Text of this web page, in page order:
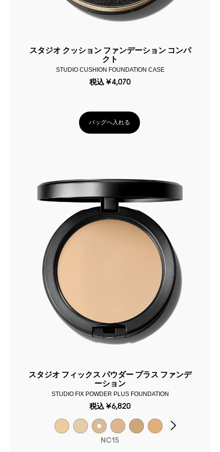
スタジオ クッション ファンデーション コンパ
クト
STUDIO CUSHION FOUNDATION CASE
税込 ¥4,070
バッグへ入れる
スタジオ フィックス パウダー プラス ファンデ
ーション
STUDIO FIX POWDER PLUS FOUNDATION
税込 ¥6,820
NC15